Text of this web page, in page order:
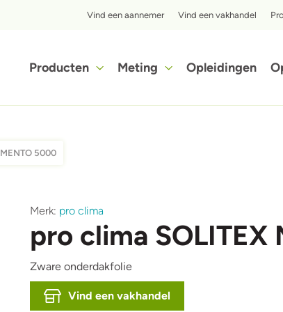
Top menu
Vind een aannemer Vind een vakhandel
Hoofdnavigatie
Producten Meting Opleidingen
5000
Afbeelding
Merk: pro clima
pro clima SOLITEX
Zware onderdakfolie
Vind een vakhandel